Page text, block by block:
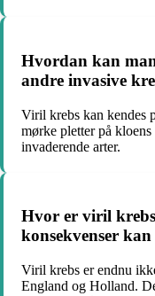
Hvordan kan
andre invasive
Viril krebs kan kendes
mørke pletter på
invaderende arter.
Hvor er viril
konsekvenser kan
Viril krebs er endnu
England og Holland.